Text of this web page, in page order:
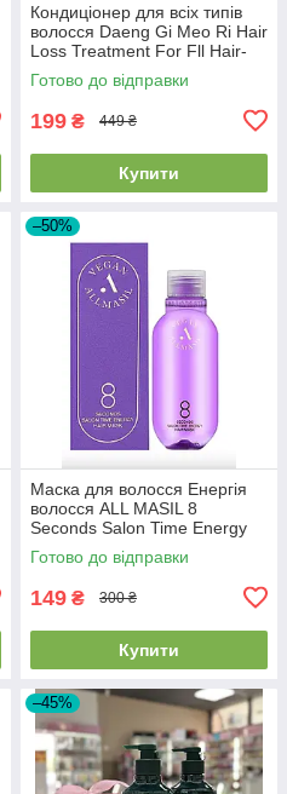
Кондиціонер для всіх типів
волосся Daeng Gi Meo Ri Hair
Loss Treatment For Fll Hair-
Types 400ml
Готово до відправки
199 ₴ 449 ₴
Купити
–50%
Маска для волосся Енергія
волосся ALL MASIL 8
Seconds Salon Time Energy
Hair Mask 200 мл 2026/07/23
Готово до відправки
149 ₴ 300 ₴
Купити
–45%